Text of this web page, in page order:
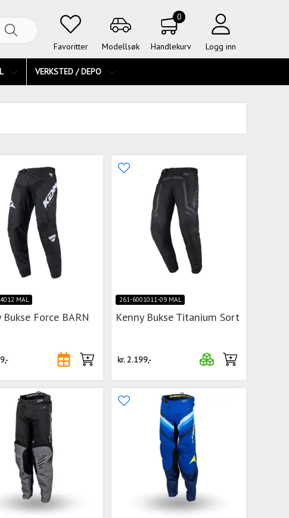
Favoritter Modellsøk
0
Handlekurv Logg inn
VERKSTED / DEPO
MAL
Bukse Force BARN
261-6001011-09 MAL
Kenny Bukse Titanium Sort
kr. 2.199,-